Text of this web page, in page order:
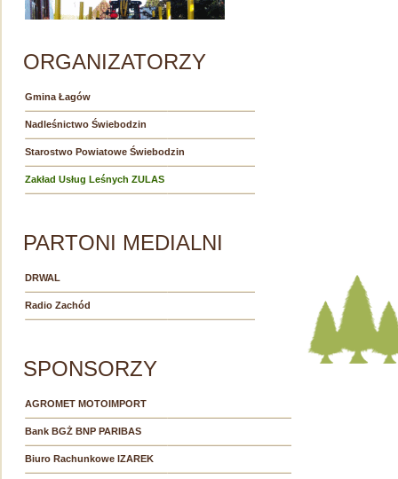
ORGANIZATORZY
Gmina Łagów
Nadleśnictwo Świebodzin
Starostwo Powiatowe Świebodzin
Zakład Usług Leśnych ZULAS
PARTONI MEDIALNI
DRWAL
Radio Zachód
SPONSORZY
AGROMET MOTOIMPORT
Bank BGŻ BNP PARIBAS
Biuro Rachunkowe IZAREK